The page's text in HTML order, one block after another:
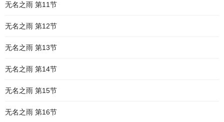
无名之雨 第11节
无名之雨 第12节
无名之雨 第13节
无名之雨 第14节
无名之雨 第15节
无名之雨 第16节